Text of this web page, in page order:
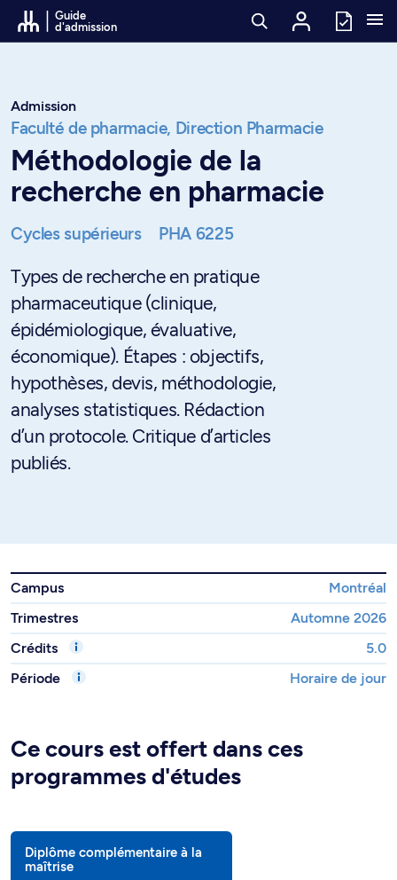
Passer au contenu
Guide
d'admission
Admission
Faculté de pharmacie, Direction Pharmacie
Méthodologie de la
recherche en pharmacie
Cycles supérieurs PHA 6225
Types de recherche en pratique
pharmaceutique (clinique,
épidémiologique, évaluative,
économique). Étapes : objectifs,
hypothèses, devis, méthodologie,
analyses statistiques. Rédaction
d’un protocole. Critique d’articles
publiés.
Campus
Montréal
Trimestres
Automne 2026
Crédits
5.0
Période
Horaire de jour
Ce cours est offert dans ces
programmes d'études
Diplôme complémentaire à la
maîtrise